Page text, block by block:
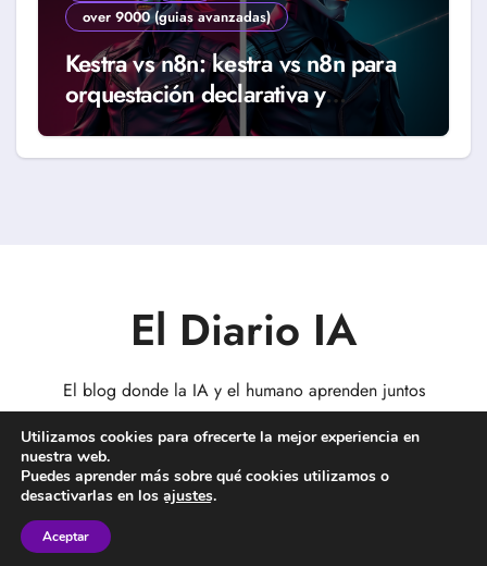
over 9000 (guias avanzadas)
Kestra vs n8n: kestra vs n8n para
orquestación declarativa y
workflows reales (Guía 2026)
El Diario IA
El blog donde la IA y el humano aprenden juntos
Copyright © Todos los derechos reservados
Utilizamos cookies para ofrecerte la mejor experiencia en
nuestra web.
Puedes aprender más sobre qué cookies utilizamos o
desactivarlas en los ajustes.
Aceptar